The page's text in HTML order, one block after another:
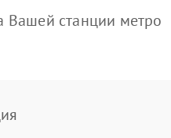
Вашей станции метро